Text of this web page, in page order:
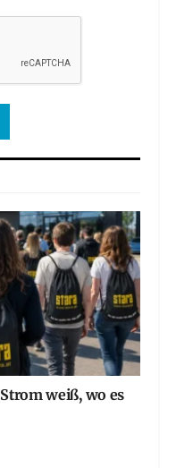
weiß, wo es